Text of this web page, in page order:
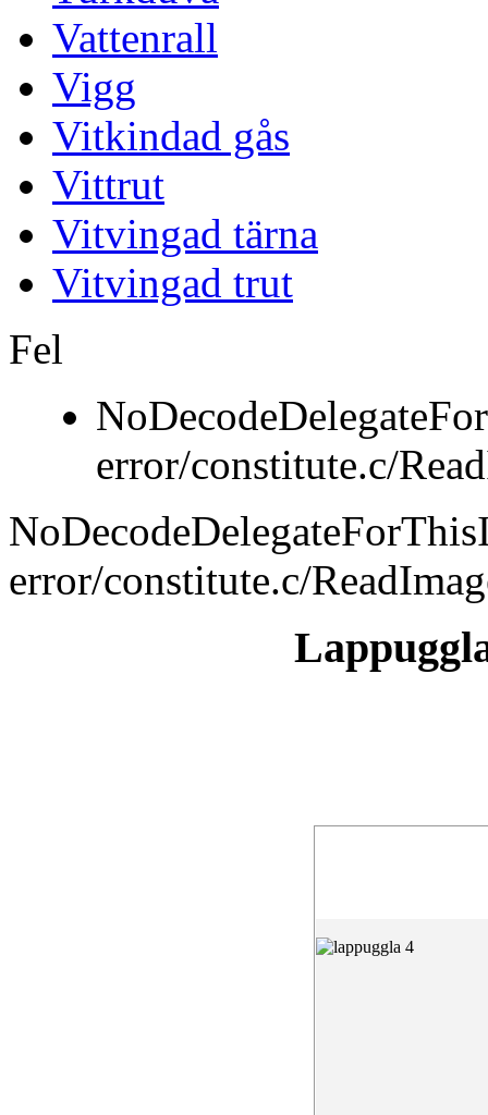
Vattenrall
Vigg
Vitkindad gås
Vittrut
Vitvingad tärna
Vitvingad trut
Fel
error/constitute.c/
error/constitute.c/